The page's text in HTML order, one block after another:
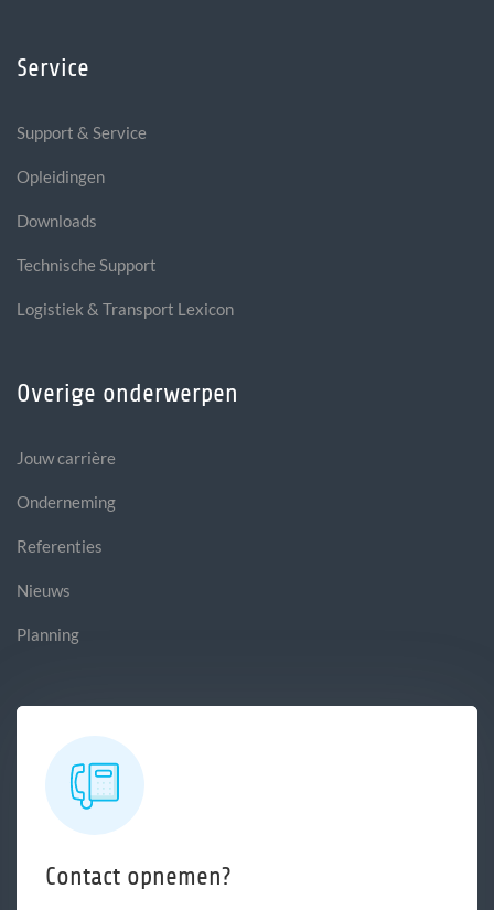
Service
Support & Service
Opleidingen
Downloads
Technische Support
Logistiek & Transport Lexicon
Overige onderwerpen
Jouw carrière
Onderneming
Referenties
Nieuws
Planning
Contact opnemen?